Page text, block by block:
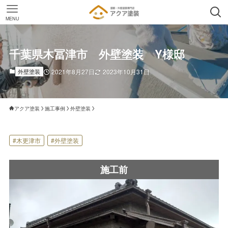
MENU
千葉県木冨津市 外壁塗装 Y様邸
外壁塗装 2021年8月27日 2023年10月31日
アクア塗装 施工事例 外壁塗装
#木更津市 #外壁塗装
施工前